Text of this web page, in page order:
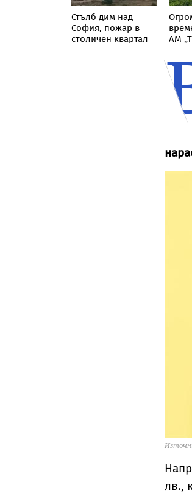
Previous
Стълб дим над
София, пожар в
столичен квартал
АМ
лв.,